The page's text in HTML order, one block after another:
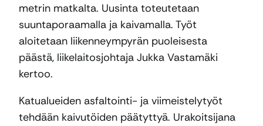
metrin matkalta. Uusinta toteutetaan
suuntaporaamalla ja kaivamalla. Työt
aloitetaan liikenneympyrän puoleisesta
päästä, liikelaitosjohtaja Jukka Vastamäki
kertoo.
Katualueiden asfaltointi- ja viimeistelytyöt
tehdään kaivutöiden päätyttyä. Urakoitsijana